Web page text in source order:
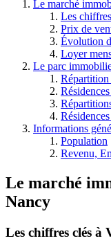
Le marché
Les
Prix de
Évolution
Loyer
Le parc
Répartition
Informations
Population
Revenu,
Le marché
Nancy
Les chiffres clés à